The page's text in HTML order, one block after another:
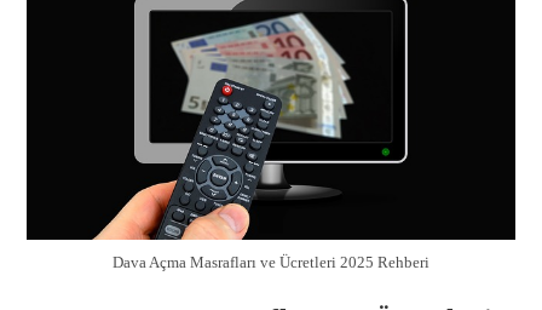
Dava Açma Masrafları ve Ücretleri 2025 Rehberi